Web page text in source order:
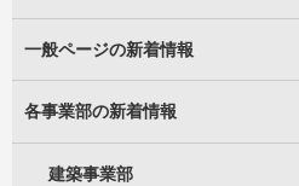
一般ページの新着情報
各事業部の新着情報
建築事業部